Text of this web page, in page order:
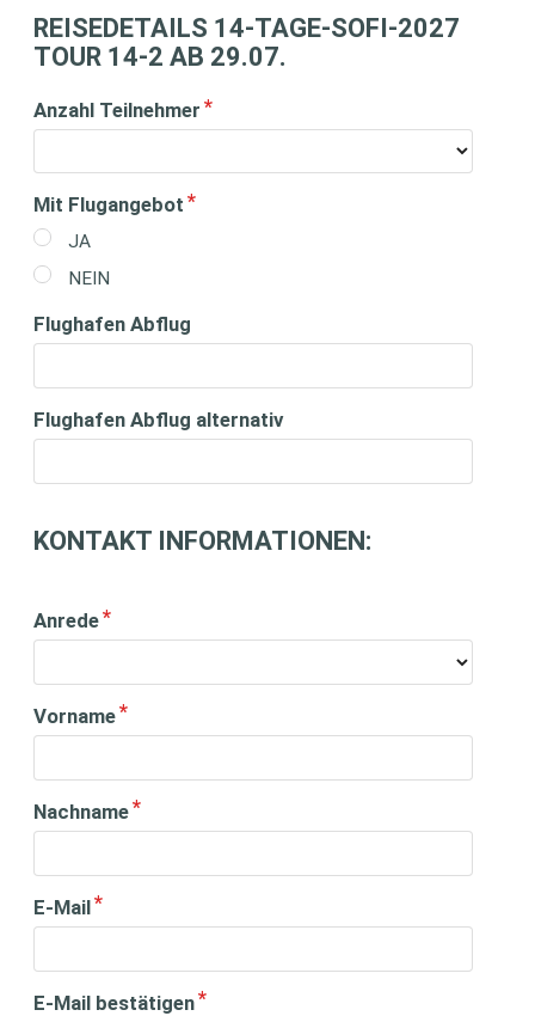
REISEDETAILS 14-TAGE-SOFI-2027
TOUR 14-2 AB 29.07.
Anzahl Teilnehmer
Mit Flugangebot
JA
NEIN
Flughafen Abflug
Flughafen Abflug alternativ
KONTAKT INFORMATIONEN:
Anrede
Vorname
Nachname
E-Mail
E-Mail bestätigen